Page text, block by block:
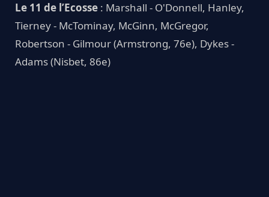
Le 11 de l’Ecosse : Marshall - O'Donnell, Hanley,
Tierney - McTominay, McGinn, McGregor,
Robertson - Gilmour (Armstrong, 76e), Dykes -
Adams (Nisbet, 86e)